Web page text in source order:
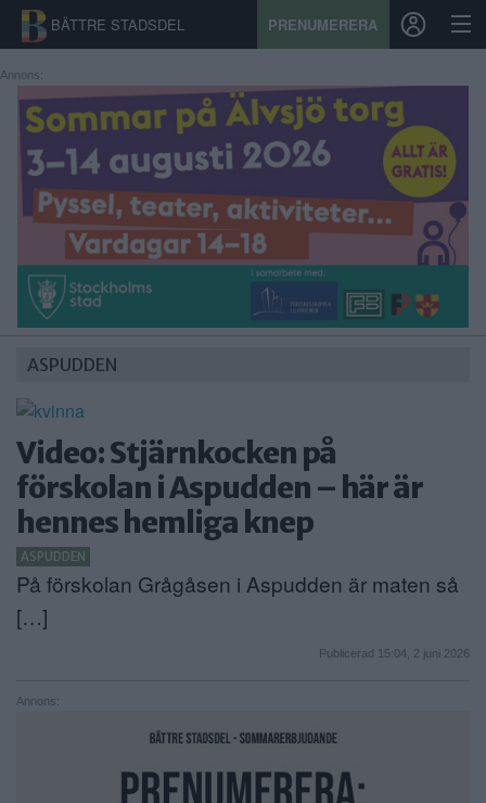
BÄTTRE STADSDEL PRENUMERERA
START
STADSDEL
PRENUMERATION
SPORT
ÅSIKTER
KALENDER
KONTAKT
SAMARBETEN
ANNONSERA
NÄRINGSLIV
MER
Annons:
ASPUDDEN
Video: Stjärnkocken på
förskolan i Aspudden – här är
hennes hemliga knep
ASPUDDEN
På förskolan Grågåsen i Aspudden är maten så
[…]
Publicerad 15:04, 2 juni 2026
Annons: